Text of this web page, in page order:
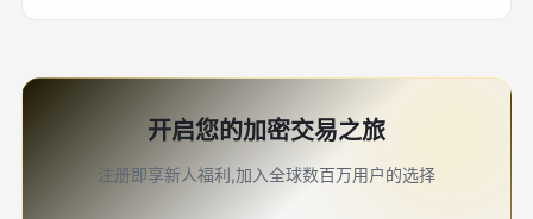
开启您的加密交易之旅
注册即享新人福利,加入全球数百万用户的选择